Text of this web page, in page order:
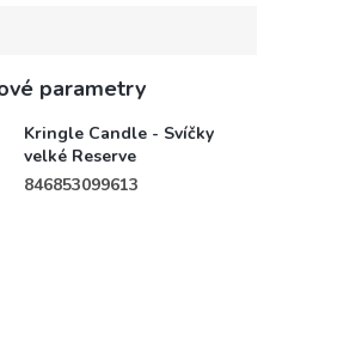
parametry
Kringle Candle - Svíčky
velké Reserve
846853099613